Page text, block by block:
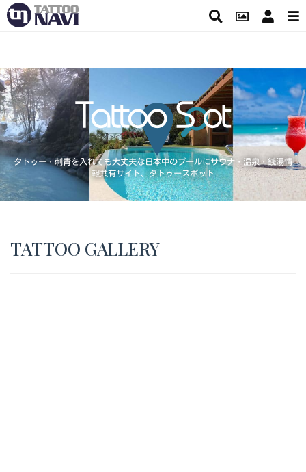
タトゥー・刺青を入れても大丈夫な日本中のプールにサウナ・温泉・銭湯情
報共有サイト、タトゥースポット
TATTOO GALLERY